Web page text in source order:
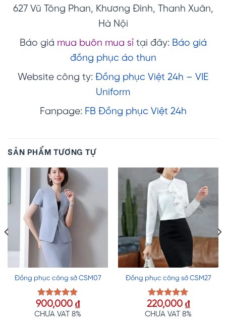
627 Vũ Tông Phan, Khương Đình, Thanh Xuân,
Hà Nội
Báo giá mua buôn mua sỉtại đây: Báo giá
đồng phục áo thun
Website công ty: Đồng phục Việt 24h – VIE
Uniform
Fanpage: FB Đồng phục Việt 24h
SẢN PHẨM TƯƠNG TỰ
Đồng phục công sở CSM07
Được xếp
hạng5.00
900,000 ₫
CHƯA VAT 8%
Đồng phục công sở CSM27
Được xếp
hạng5.00
220,000 ₫
CHƯA VAT 8%